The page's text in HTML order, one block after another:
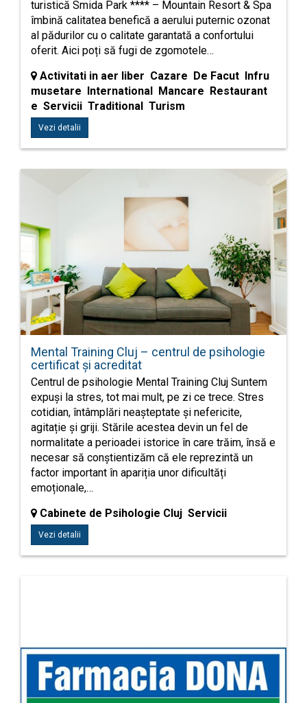
turistică Smida Park **** – Mountain Resort & Spa
îmbină calitatea benefică a aerului puternic ozonat
al pădurilor cu o calitate garantată a confortului
oferit. Aici poți să fugi de zgomotele…
Activitati in aer liber Cazare De Facut Infru
musetare International Mancare Restaurant
e Servicii Traditional Turism
Vezi detalii
Mental Training Cluj – centrul de psihologie
certificat și acreditat
Centrul de psihologie Mental Training Cluj Suntem
expuși la stres, tot mai mult, pe zi ce trece. Stres
cotidian, întâmplări neașteptate și nefericite,
agitație și griji. Stările acestea devin un fel de
normalitate a perioadei istorice în care trăim, însă e
necesar să conștientizăm că ele reprezintă un
factor important în apariția unor dificultăți
emoționale,…
Cabinete de Psihologie Cluj Servicii
Vezi detalii